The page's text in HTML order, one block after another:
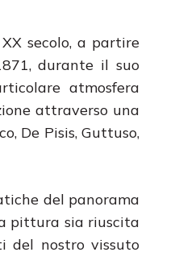
secolo, a partire
durante il suo
atmosfera
attraverso una
De Pisis, Guttuso,
del panorama
pittura sia riuscita
del nostro vissuto